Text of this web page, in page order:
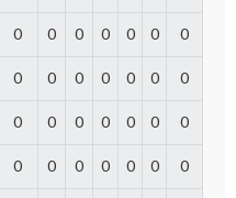
0 0 0 0 0 0 0
0 0 0 0 0 0 0
0 0 0 0 0 0 0
0 0 0 0 0 0 0